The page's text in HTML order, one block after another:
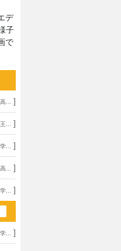
デ
子
で
... ]
... ]
... ]
... ]
... ]
... ]